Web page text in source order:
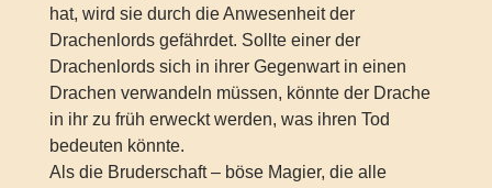
hat, wird sie durch die Anwesenheit der
Drachenlords gefährdet. Sollte einer der
Drachenlords sich in ihrer Gegenwart in einen
Drachen verwandeln müssen, könnte der Drache
in ihr zu früh erweckt werden, was ihren Tod
bedeuten könnte.
Als die Bruderschaft – böse Magier, die alle